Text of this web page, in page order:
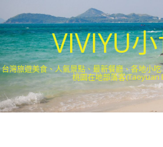
VIVIYU
台灣旅遊美食、人氣景點、最新餐廳、各地小
桃園在地部落客(Taoyuan